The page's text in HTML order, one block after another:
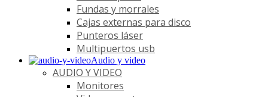
Fundas y morrales
Cajas externas para disco
Punteros láser
Multipuertos usb
Audio y video
AUDIO Y VIDEO
Monitores